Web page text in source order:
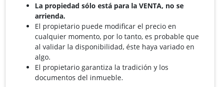
La propiedad sólo está para la VENTA, no se
arrienda.
El propietario puede modificar el precio en
cualquier momento, por lo tanto, es probable que
al validar la disponibilidad, éste haya variado en
algo.
El propietario garantiza la tradición y los
documentos del inmueble.